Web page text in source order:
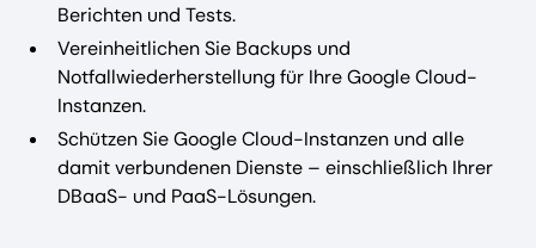
Berichten und Tests.
Vereinheitlichen Sie Backups und
Notfallwiederherstellung für Ihre Google Cloud-
Instanzen.
Schützen Sie Google Cloud-Instanzen und alle
damit verbundenen Dienste – einschließlich Ihrer
DBaaS- und PaaS-Lösungen.